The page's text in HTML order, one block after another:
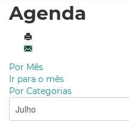
Agenda
Por Mês
Ir para o mês
Por Categorias